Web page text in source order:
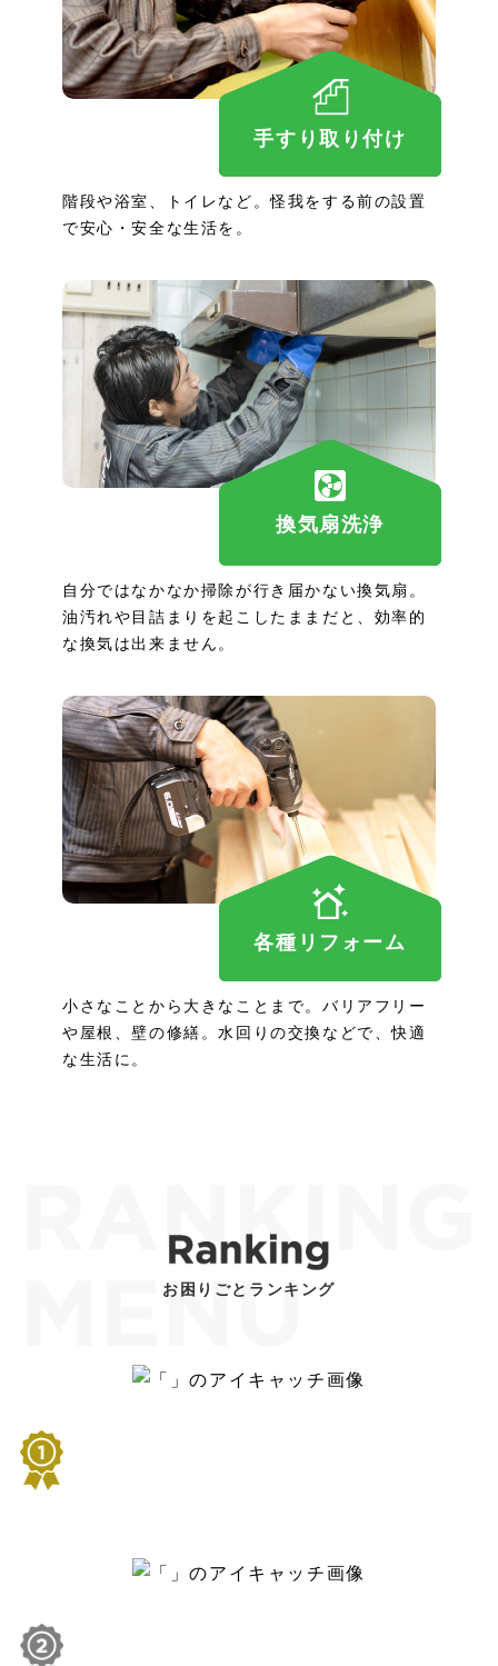
手すり取り付け
階段や浴室、トイレなど。怪我をする前の設置
で安心・安全な生活を。
換気扇洗浄
自分ではなかなか掃除が行き届かない換気扇。
油汚れや目詰まりを起こしたままだと、効率的
な換気は出来ません。
各種リフォーム
小さなことから大きなことまで。バリアフリー
や屋根、壁の修繕。水回りの交換などで、快適
な生活に。
お困りごとランキング